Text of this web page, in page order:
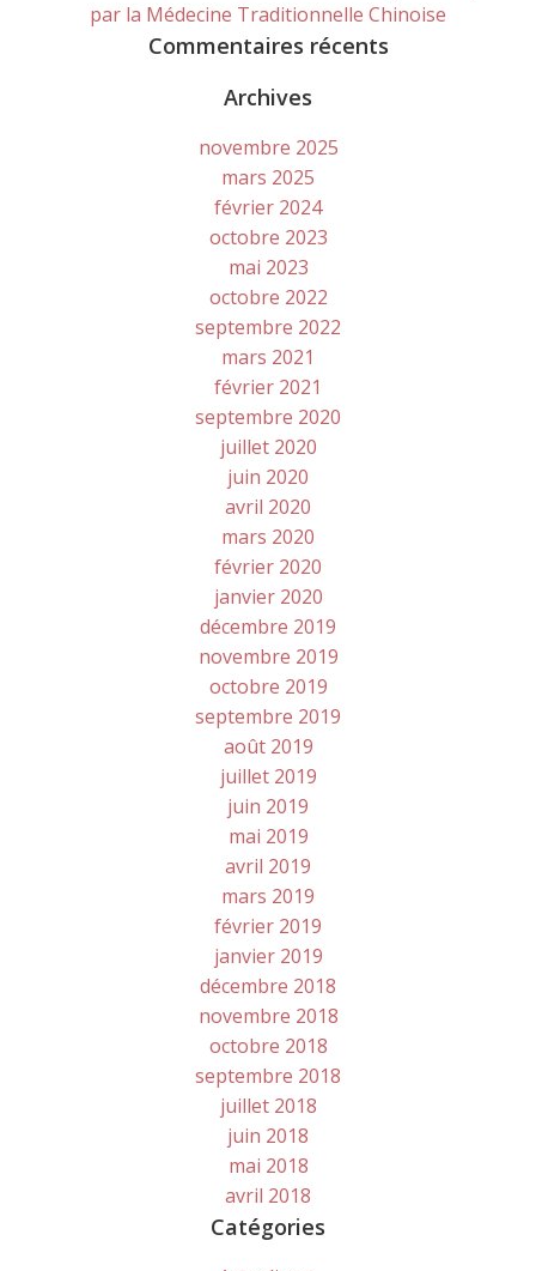
par la Médecine Traditionnelle Chinoise
Commentaires récents
Archives
novembre 2025
mars 2025
février 2024
octobre 2023
mai 2023
octobre 2022
septembre 2022
mars 2021
février 2021
septembre 2020
juillet 2020
juin 2020
avril 2020
mars 2020
février 2020
janvier 2020
décembre 2019
novembre 2019
octobre 2019
septembre 2019
août 2019
juillet 2019
juin 2019
mai 2019
avril 2019
mars 2019
février 2019
janvier 2019
décembre 2018
novembre 2018
octobre 2018
septembre 2018
juillet 2018
juin 2018
mai 2018
avril 2018
Catégories